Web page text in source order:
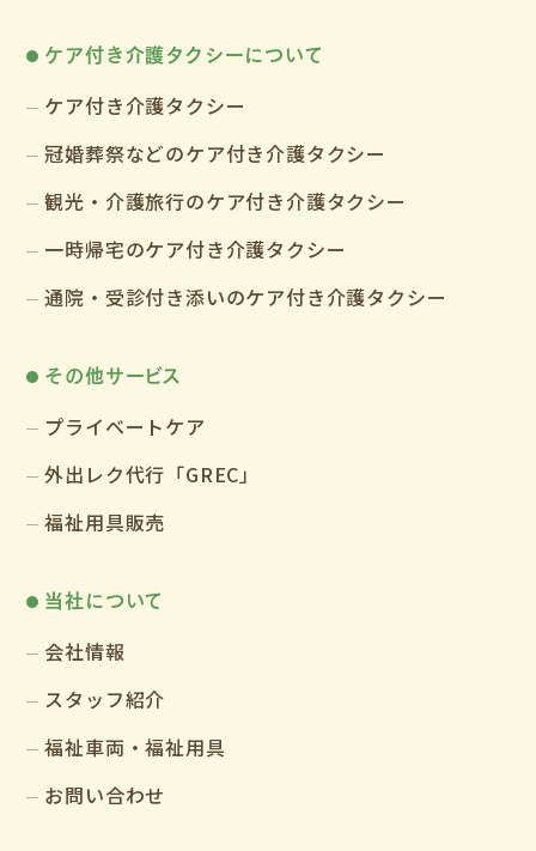
ケア付き介護タクシーについて
ケア付き介護タクシー
冠婚葬祭などのケア付き介護タクシー
観光・介護旅行のケア付き介護タクシー
一時帰宅のケア付き介護タクシー
通院・受診付き添いのケア付き介護タクシー
その他サービス
プライベートケア
外出レク代行「GREC」
福祉用具販売
当社について
会社情報
スタッフ紹介
福祉車両・福祉用具
お問い合わせ